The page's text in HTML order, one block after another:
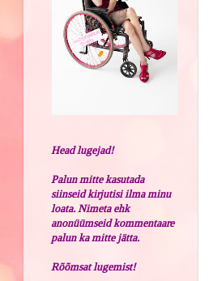
Head lugejad!
Palun mitte kasutada
siinseid kirjutisi ilma minu
loata. Nimeta ehk
anonüümseid kommentaare
palun ka mitte jätta.
Rõõmsat lugemist!